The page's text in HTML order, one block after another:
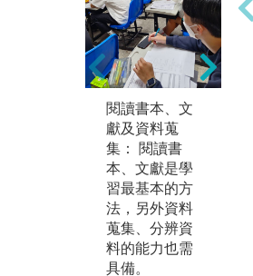
閱讀書本、文
獻及資料蒐
集： 閱讀書
本、文獻是學
習最基本的方
法，另外資料
蒐集、分辨資
料的能力也需
具備。